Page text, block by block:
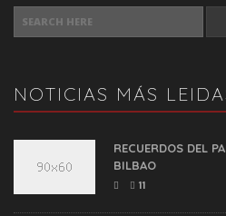
NOTICIAS MÁS
RECUERDOS DEL
BILBAO
11